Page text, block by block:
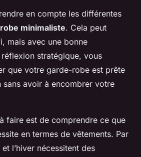
en compte les différentes
robe minimaliste. Cela peut
mais avec une bonne
stratégique, vous
que votre garde-robe est prête
sans avoir à encombrer votre
faire est de comprendre ce que
en termes de vêtements. Par
l’hiver nécessitent des